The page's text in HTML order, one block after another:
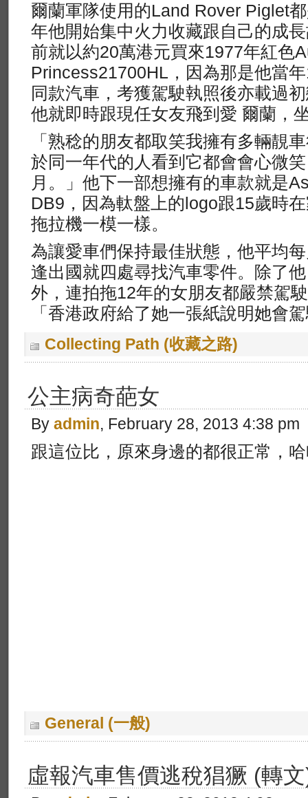
爾蘭軍隊使用的Land Rover Piglet
年他開始集中火力收藏跟自己的成
前就以約20萬港元買來1977年紅色
Princess21700HL，因為那是他當
同款汽車，考獲駕駛執照後亦載過
他就即時跟現任女友飛到愛 爾蘭，
「熟稔的朋友都取笑我擁有多輛靚
於同一年代的人看到它都會會心微
月。」他下一部想擁有的車款就是
DB9，因為軚盤上的logo跟15歲時
拖拉機一模一樣。
為讓愛車們保持最佳狀態，他平均
逢出國就四處尋找汽車零件。除了
外，連拍拖12年的女朋友都嚴禁駕
「香港政府給了她一張紙說明她會
Collecting Path (收藏之路)
公主病奇葩女
By admin, February 28, 2013 4:38 pm
跟這位比，原來身邊的都很正常，
General (一般)
虛報汽車售價逃稅猖獗 (轉